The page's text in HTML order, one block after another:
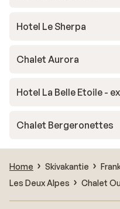
Hotel Le Sherpa
Chalet Aurora
Hotel La Belle Etoile -
Chalet Bergeronettes
Home Skivakantie
Les Deux Alpes
Chalet